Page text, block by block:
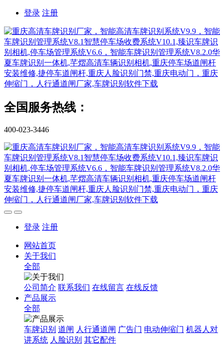
登录 注册
全国服务热线：
400-023-3446
登录 注册
网站首页
关于我们
全部
公司简介 联系我们 在线留言 在线反馈
产品展示
全部
车牌识别 道闸 人行通道闸 广告门 电动伸缩门 机器人对
讲系统 人脸识别 其它配件